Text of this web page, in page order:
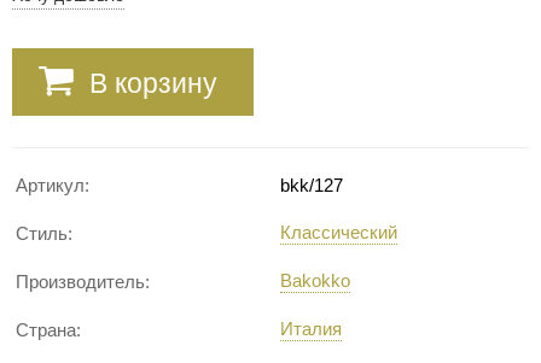
В корзину
Артикул: bkk/127
Стиль: Классический
Производитель: Bakokko
Страна: Италия